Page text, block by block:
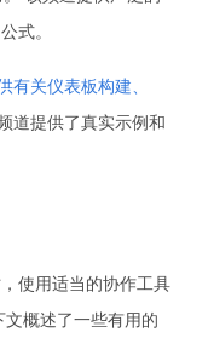
式。
关仪表板构建、
道提供了真实示例和
使用适当的协作工具
概述了一些有用的